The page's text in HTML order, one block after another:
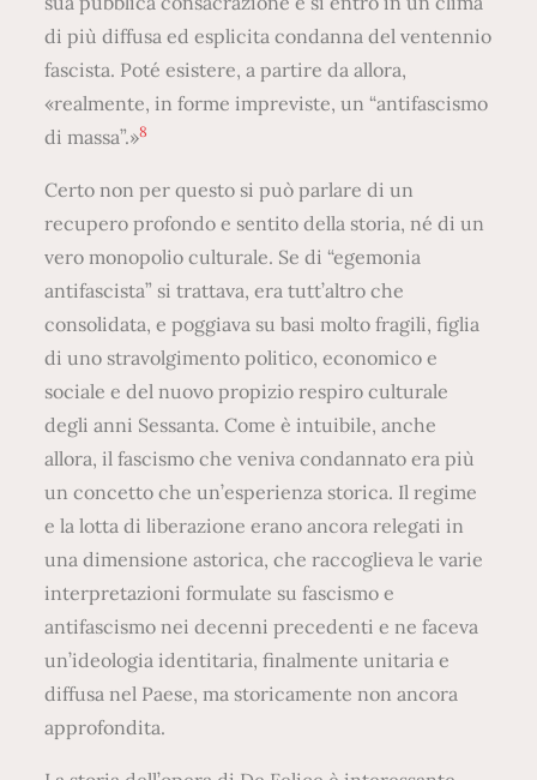
di più diffusa ed esplicita condanna del ventennio
fascista. Poté esistere, a partire da allora,
«realmente, in forme impreviste, un “antifascismo
di massa”.»8
Certo non per questo si può parlare di un
recupero profondo e sentito della storia, né di un
vero monopolio culturale. Se di “egemonia
antifascista” si trattava, era tutt’altro che
consolidata, e poggiava su basi molto fragili, figlia
di uno stravolgimento politico, economico e
sociale e del nuovo propizio respiro culturale
degli anni Sessanta. Come è intuibile, anche
allora, il fascismo che veniva condannato era più
un concetto che un’esperienza storica. Il regime
e la lotta di liberazione erano ancora relegati in
una dimensione astorica, che raccoglieva le varie
interpretazioni formulate su fascismo e
antifascismo nei decenni precedenti e ne faceva
un’ideologia identitaria, finalmente unitaria e
diffusa nel Paese, ma storicamente non ancora
approfondita.